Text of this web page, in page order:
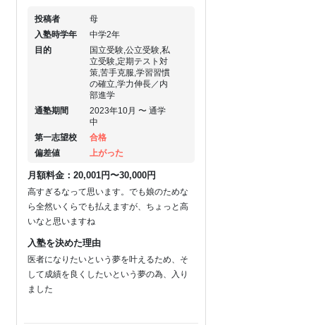
投稿者
母
入塾時学年
中学2年
目的
国立受験,公立受験,私
立受験,定期テスト対
策,苦手克服,学習習慣
の確立,学力伸長／内
部進学
通塾期間
2023年10月 〜 通学
中
第一志望校
合格
偏差値
上がった
月額料金：20,001円〜30,000円
高すぎるなって思います。でも娘のためな
ら全然いくらでも払えますが、ちょっと高
いなと思いますね
入塾を決めた理由
医者になりたいという夢を叶えるため、そ
して成績を良くしたいという夢の為、入り
ました